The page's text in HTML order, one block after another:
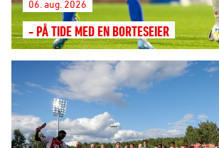
06. aug. 2026
- PÅ TIDE MED EN BORTESEIER